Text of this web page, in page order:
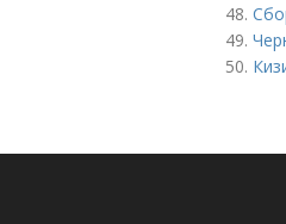
48.
49.
50.